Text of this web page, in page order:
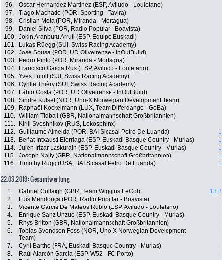
96.
Oscar Hernandez Martinez (ESP, Aviludo - Louletano)
97.
Tiago Machado (POR, Sporting - Tavira)
98.
Cristian Mota (POR, Miranda - Mortagua)
99.
Daniel Silva (POR, Radio Popular - Boavista)
100. Jokin Aranburu Arruti (ESP, Equipo Euskadi)
101.
Lukas Rüegg (SUI, Swiss Racing Academy)
102. José Sousa (POR, UD Oliveirense - InOutBuild)
103.
Pedro Pinto (POR, Miranda - Mortagua)
104.
Francisco Garcia Rus (ESP, Aviludo - Louletano)
105. Yves Lütolf (SUI, Swiss Racing Academy)
106. Cyrille Thièry (SUI, Swiss Racing Academy)
107.
Fábio Costa (POR, UD Oliveirense - InOutBuild)
108. Sindre Kulset (NOR, Uno-X Norwegian Development Team)
109.
Raphaël Kockelmann (LUX, Team Differdange - GeBa)
110. William Tidball (GBR, Nationalmannschaft Großbritannien)
111.
Kirill Sveshnikov (RUS, Lokosphinx)
112. Guillaume Almeida (POR, BAI Sicasal Petro De Luanda)
113.
Beñat Intxausti Elorriaga (ESP, Euskadi Basque Country - Murias)
114. Julen Irizar Laskurain (ESP, Euskadi Basque Country - Murias)
115. Joseph Nally (GBR, Nationalmannschaft Großbritannien)
116. Timothy Rugg (USA, BAI Sicasal Petro De Luanda)
22.03.2019: Gesamtwertung
1. Gabriel Cullaigh (GBR, Team Wiggins LeCol)
2.
Luís Mendonça (POR, Radio Popular - Boavista)
3.
Vicente Garcia De Mateos Rubio (ESP, Aviludo - Louletano)
4.
Enrique Sanz Unzue (ESP, Euskadi Basque Country - Murias)
5.
Rhys Britton (GBR, Nationalmannschaft Großbritannien)
6.
Tobias Svendsen Foss (NOR, Uno-X Norwegian Development
Team)
7. Cyril Barthe (FRA, Euskadi Basque Country - Murias)
8.
Raúl Alarcón Garcia (ESP, W52 - FC Porto)